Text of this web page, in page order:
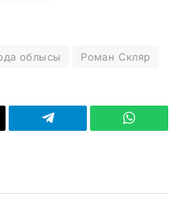
облысы Роман Скляр
Telegram